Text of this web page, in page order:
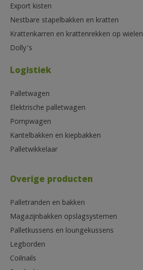
Export kisten
Nestbare stapelbakken en kratten
Krattenkarren en krattenrekken op wielen
Dolly’s
Logistiek
Palletwagen
Elektrische palletwagen
Pompwagen
Kantelbakken en kiepbakken
Palletwikkelaar
Overige producten
Palletranden en bakken
Magazijnbakken opslagsystemen
Palletkussens en loungekussens
Legborden
Coilnails